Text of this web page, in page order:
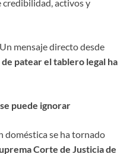
credibilidad, activos y
mensaje directo desde
patear el tablero legal ha
puede ignorar
doméstica se ha tornado
Corte de Justicia de